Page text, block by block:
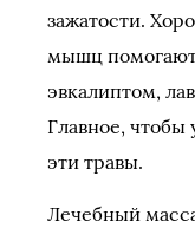
зажатости.
мышц
эвкалиптом,
Главное, чтобы
эти травы.
Лечебный